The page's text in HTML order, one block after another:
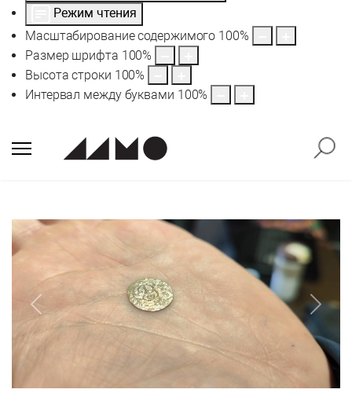
Режим чтения
Масштабирование содержимого 100%
Размер шрифта 100%
Высота строки 100%
Интервал между буквами 100%
Previous Next